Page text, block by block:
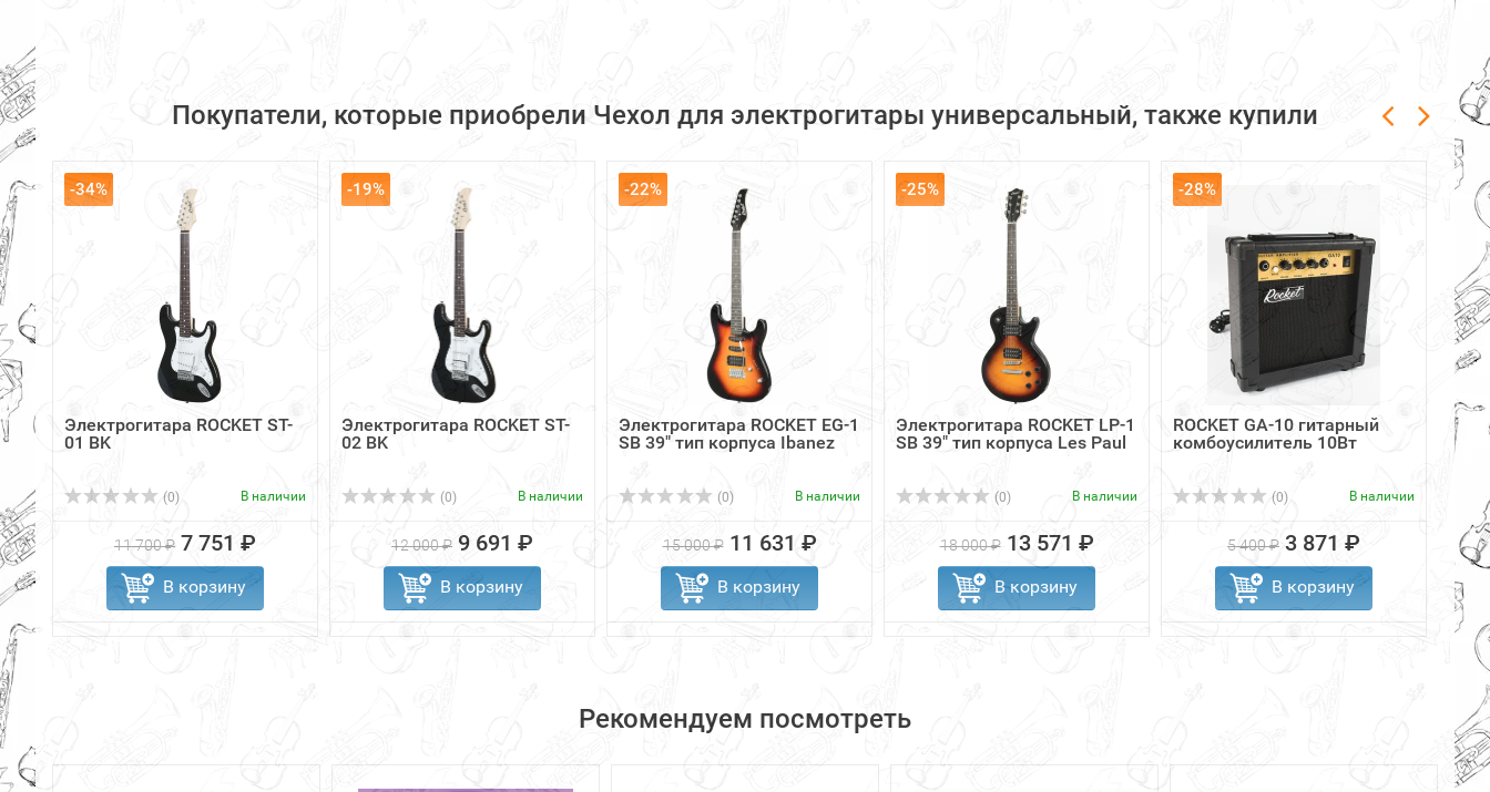
Покупатели, которые приобрели Чехол для электрогитары универсальный, также купили
-34%
Электрогитара ROCKET ST-
01 BK
(0) В наличии
11 700 ₽ 7 751 ₽
В корзину
-19%
Электрогитара ROCKET ST-
02 BK
(0) В наличии
12 000 ₽ 9 691 ₽
В корзину
-22%
Электрогитара ROCKET EG-1
SB 39" тип корпуса Ibanez
(0) В наличии
15 000 ₽ 11 631 ₽
В корзину
-25%
Электрогитара ROCKET LP-1
SB 39" тип корпуса Les Paul
(0) В наличии
18 000 ₽ 13 571 ₽
В корзину
-28%
ROCKET GA-10 гитарный
комбоусилитель 10Вт
(0) В наличии
5 400 ₽ 3 871 ₽
В корзину
Рекомендуем посмотреть